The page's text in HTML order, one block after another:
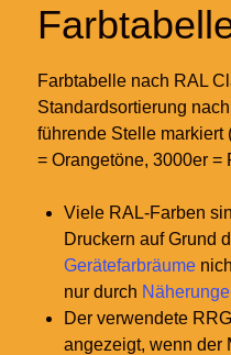
Farbtabelle nach RAL
Standardsortierung
führende Stelle markiert
= Orangetöne, 3000er =
Viele RAL-Farben
Druckern auf Grund
Gerätefarbräume
nur durch
Der verwendete
angezeigt, wenn der